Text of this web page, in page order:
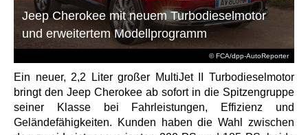
© FCA/dpp-AutoReporter
Jeep Cherokee mit neuem Turbodieselmotor
und erweitertem Modellprogramm
Ein neuer, 2,2 Liter großer MultiJet II Turbodieselmotor
bringt den Jeep Cherokee ab sofort in die Spitzengruppe
seiner Klasse bei Fahrleistungen, Effizienz und
Geländefähigkeiten. Kunden haben die Wahl zwischen